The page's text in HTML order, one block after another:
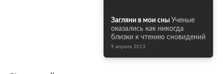
Загляни в мои сны Ученые
оказались как никогда
близки к чтению сновидений
9 апреля 2013